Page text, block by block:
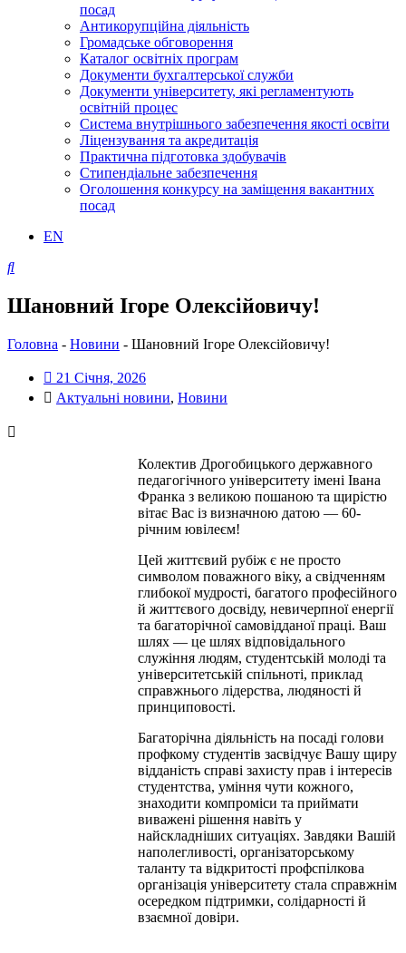
посад
Антикорупційна діяльність
Громадське обговорення
Каталог освітніх програм
Документи бухгалтерської служби
Документи університету, які регламентують
освітній процес
Система внутрішнього забезпечення якості освіти
Ліцензування та акредитація
Практична підготовка здобувачів
Стипендіальне забезпечення
Оголошення конкурсу на заміщення вакантних
посад
EN
Шановний Ігоре Олексійовичу!
Головна - Новини - Шановний Ігоре Олексійовичу!
21 Січня, 2026
Актуальні новини, Новини
Колектив Дрогобицького державного
педагогічного університету імені Івана
Франка з великою пошаною та щирістю
вітає Вас із визначною датою — 60-
річним ювілеєм!
Цей життєвий рубіж є не просто
символом поважного віку, а свідченням
глибокої мудрості, багатого професійного
й життєвого досвіду, невичерпної енергії
та багаторічної самовідданої праці. Ваш
шлях — це шлях відповідального
служіння людям, студентській молоді та
університетській спільноті, приклад
справжнього лідерства, людяності й
принциповості.
Багаторічна діяльність на посаді голови
профкому студентів засвідчує Вашу щиру
відданість справі захисту прав і інтересів
студентства, уміння чути кожного,
знаходити компроміси та приймати
виважені рішення навіть у
найскладніших ситуаціях. Завдяки Вашій
наполегливості, організаторському
таланту та відкритості профспілкова
організація університету стала справжнім
осередком підтримки, солідарності й
взаємної довіри.